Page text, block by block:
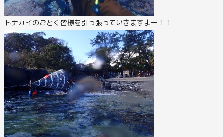
トナカイのごとく皆様を引っ張っていきますよー！！